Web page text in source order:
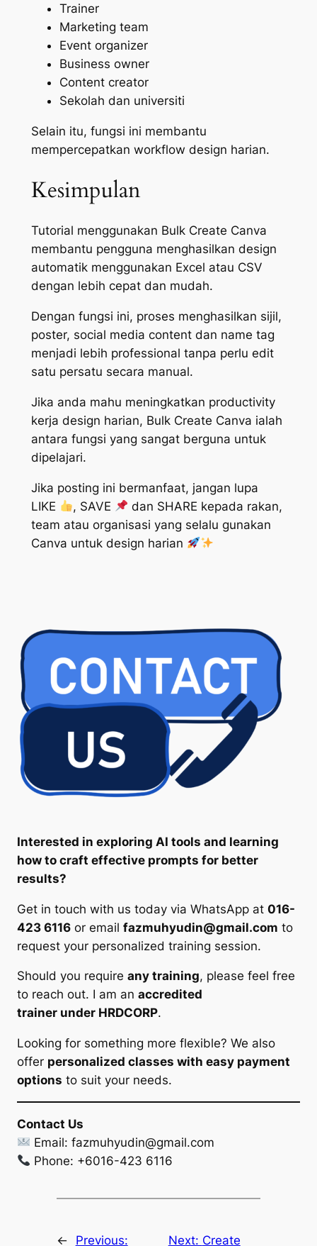
Trainer
Marketing team
Event organizer
Business owner
Content creator
Sekolah dan universiti
Selain itu, fungsi ini membantu
mempercepatkan workflow design harian.
Kesimpulan
Tutorial menggunakan Bulk Create Canva
membantu pengguna menghasilkan design
automatik menggunakan Excel atau CSV
dengan lebih cepat dan mudah.
Dengan fungsi ini, proses menghasilkan sijil,
poster, social media content dan name tag
menjadi lebih professional tanpa perlu edit
satu persatu secara manual.
Jika anda mahu meningkatkan productivity
kerja design harian, Bulk Create Canva ialah
antara fungsi yang sangat berguna untuk
dipelajari.
Jika posting ini bermanfaat, jangan lupa
LIKE
, SAVE
dan SHARE kepada rakan,
team atau organisasi yang selalu gunakan
Canva untuk design harian
Interested in exploring AI tools and learning
how to craft effective prompts for better
results?
Get in touch with us today via WhatsApp at 016-
423 6116 or email fazmuhyudin@gmail.com to
request your personalized training session.
Should you require any training, please feel free
to reach out. I am an accredited
trainer under HRDCORP.
Looking for something more flexible? We also
offer personalized classes with easy payment
options to suit your needs.
Contact Us
Email:fazmuhyudin@gmail.com
Phone: +6016-423 6116
← Previous: Next: Create